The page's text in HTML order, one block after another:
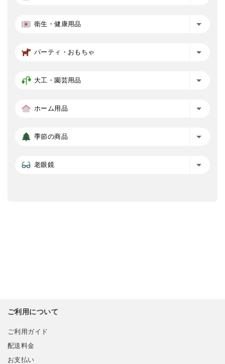
衛生・健康用品
パーティ・おもちゃ
大工・園芸用品
ホーム用品
季節の商品
老眼鏡
ご利用について
ご利用ガイド
配送料金
お支払い